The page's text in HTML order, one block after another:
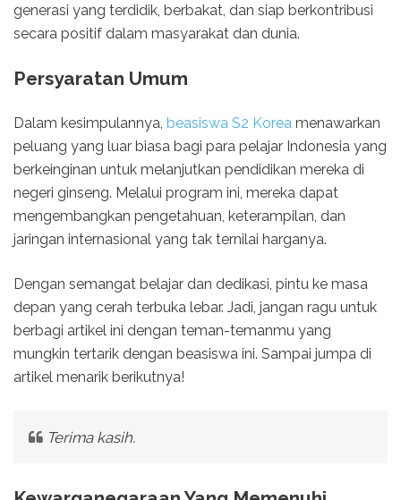
generasi yang terdidik, berbakat, dan siap berkontribusi
secara positif dalam masyarakat dan dunia.
Persyaratan Umum
Dalam kesimpulannya, beasiswa S2 Korea menawarkan
peluang yang luar biasa bagi para pelajar Indonesia yang
berkeinginan untuk melanjutkan pendidikan mereka di
negeri ginseng. Melalui program ini, mereka dapat
mengembangkan pengetahuan, keterampilan, dan
jaringan internasional yang tak ternilai harganya.
Dengan semangat belajar dan dedikasi, pintu ke masa
depan yang cerah terbuka lebar. Jadi, jangan ragu untuk
berbagi artikel ini dengan teman-temanmu yang
mungkin tertarik dengan beasiswa ini. Sampai jumpa di
artikel menarik berikutnya!
Terima kasih.